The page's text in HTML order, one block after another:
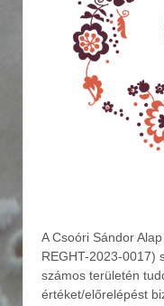
A Csoóri Sándor
REGHT-2023-0017)
számos területén
értéket/előrelépést